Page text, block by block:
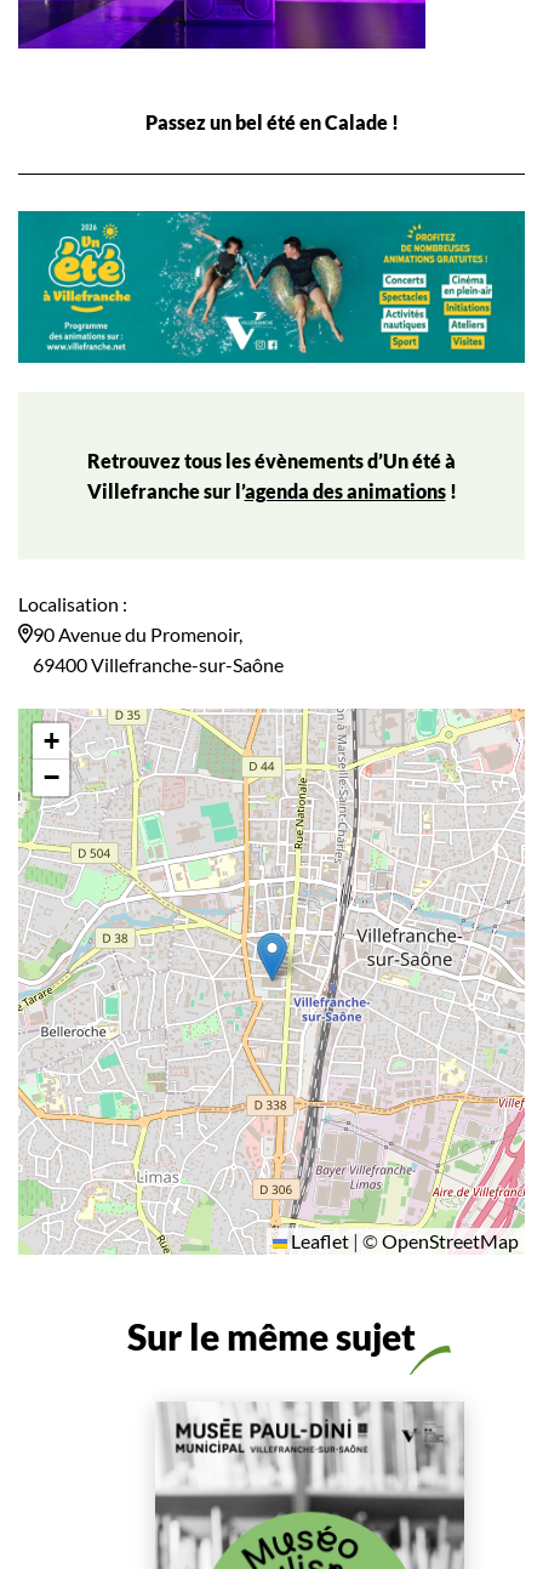
Passez un bel été en Calade !
Retrouvez tous les évènements d’Un été à
Villefranche sur l’agenda des animations!
Localisation :
90 Avenue du Promenoir,
69400 Villefranche-sur-Saône
+
−
Leaflet | ©OpenStreetMap
Sur le même sujet